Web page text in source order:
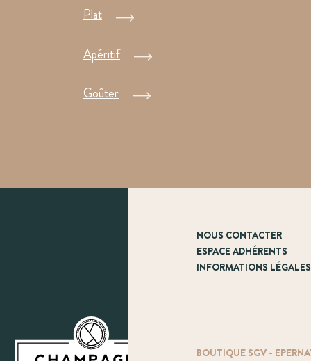
Plat
Apéritif
Goûter
NOUS CONTACTER
ESPACE ADHÉRENTS
INFORMATIONS LÉGALES
BOUTIQUE SGV -